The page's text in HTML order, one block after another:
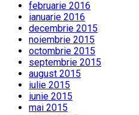
februarie 2016
ianuarie 2016
decembrie 2015
noiembrie 2015
octombrie 2015
septembrie 2015
august 2015
iulie 2015
iunie 2015
mai 2015